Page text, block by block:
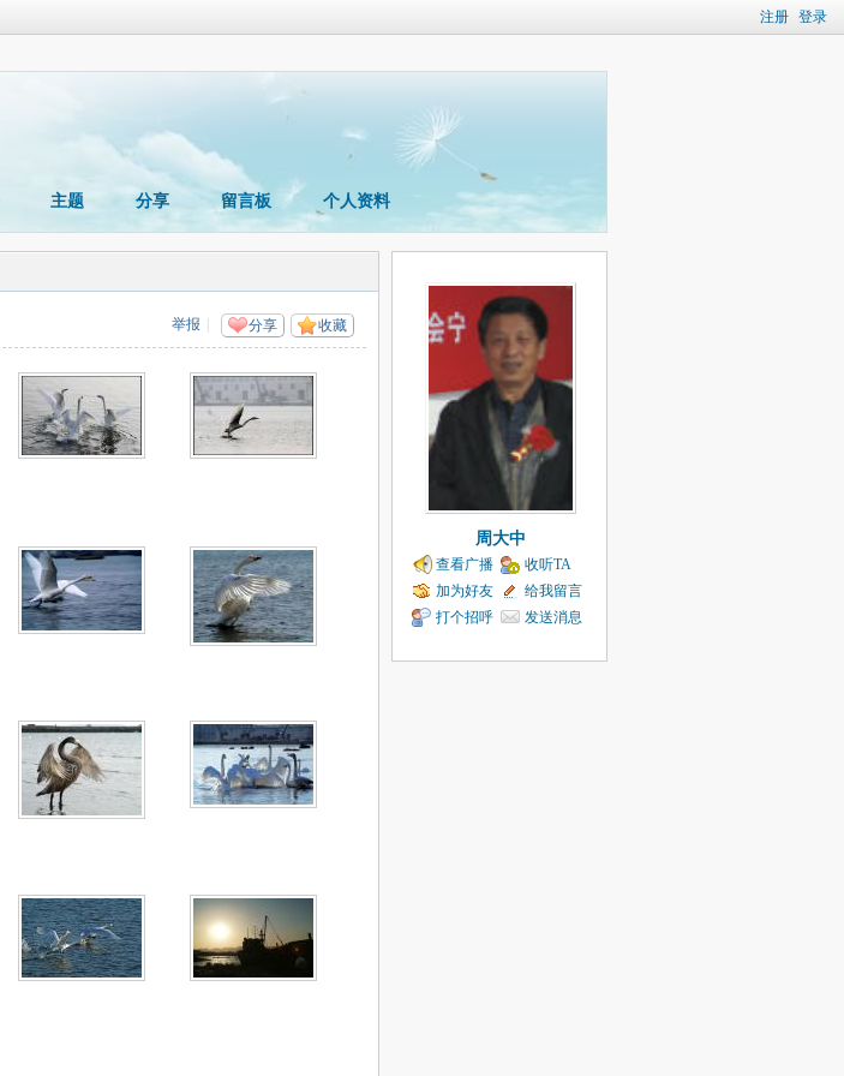
注册 登录
主题 分享 留言板 个人资料
收藏
分享
举报
周大中
查看广播
收听TA
加为好友
给我留言
打个招呼
发送消息